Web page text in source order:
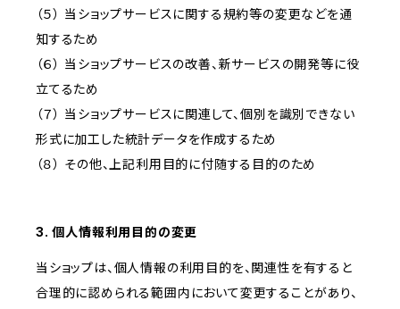
（５） 当ショップサービスに関する規約等の変更などを通
知するため
（６） 当ショップサービスの改善、新サービスの開発等に役
立てるため
（７） 当ショップサービスに関連して、個別を識別できない
形式に加工した統計データを作成するため
（８） その他、上記利用目的に付随する目的のため
3. 個人情報利用目的の変更
当ショップは、個人情報の利用目的を、関連性を有すると
合理的に認められる範囲内において変更することがあり、